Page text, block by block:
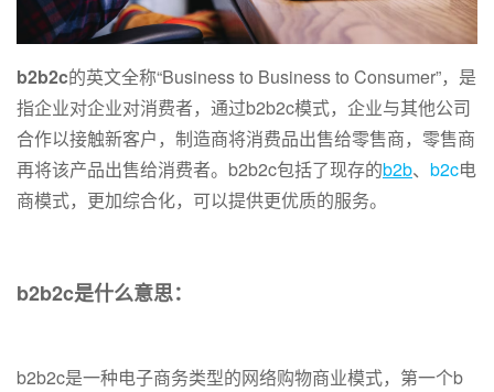
b2b2c的英文全称“Business to Business to Consumer”，是
指企业对企业对消费者，通过b2b2c模式，企业与其他公司
合作以接触新客户，制造商将消费品出售给零售商，零售商
再将该产品出售给消费者。b2b2c包括了现存的b2b、 b2c电
商模式，更加综合化，可以提供更优质的服务。
b2b2c是什么意思：
b2b2c是一种电子商务类型的网络购物商业模式，第一个b